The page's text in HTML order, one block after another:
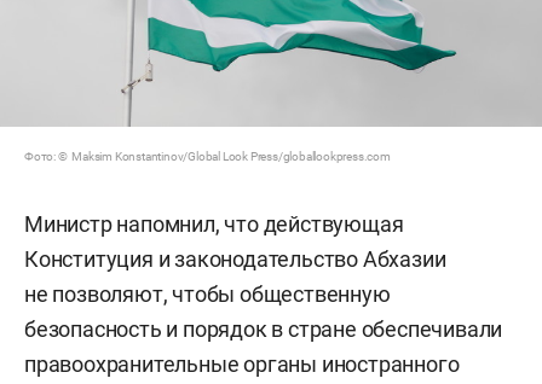
Фото: © Maksim Konstantinov/Global Look Press/globallookpress.com
Министр напомнил, что действующая
Конституция и законодательство Абхазии
не позволяют, чтобы общественную
безопасность и порядок в стране обеспечивали
правоохранительные органы иностранного